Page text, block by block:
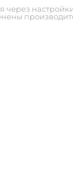
через